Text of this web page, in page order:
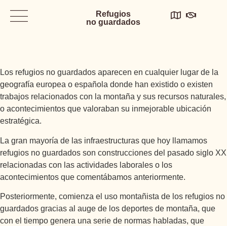
Refugios
no guardados
¿Porque una cartelería de buenas prácticas en los refugios
Los refugios no guardados aparecen en cualquier lugar de la
geografía europea o española donde han existido o existen
trabajos relacionados con la montaña y sus recursos naturales,
o acontecimientos que valoraban su inmejorable ubicación
estratégica.
La gran mayoría de las infraestructuras que hoy llamamos
refugios no guardados son construcciones del pasado siglo XX
relacionadas con las actividades laborales o los
acontecimientos que comentábamos anteriormente.
Posteriormente, comienza el uso montañista de los refugios no
guardados gracias al auge de los deportes de montaña, que
con el tiempo genera una serie de normas habladas, que